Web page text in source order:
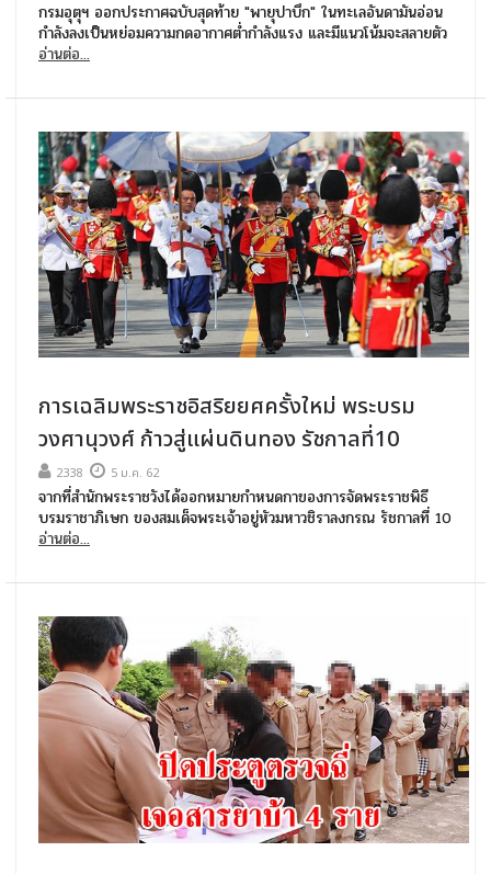
กรมอุตุฯ ออกประกาศฉบับสุดท้าย "พายุปาบึก" ในทะเลอันดามันอ่อน
กำลังลงเป็นหย่อมความกดอากาศต่ำกำลังแรง และมีแนวโน้มจะสลายตัว
อ่านต่อ...
การเฉลิมพระราชอิสริยยศครั้งใหม่ พระบรม
วงศานุวงศ์ ก้าวสู่แผ่นดินทอง รัชกาลที่10
2338 5 ม.ค. 62
จากที่สำนักพระราชวังได้ออกหมายกำหนดกาของการจัดพระราชพิธี
บรมราชาภิเษก ของสมเด็จพระเจ้าอยู่หัวมหาวชิราลงกรณ รัชกาลที่ 10
อ่านต่อ...